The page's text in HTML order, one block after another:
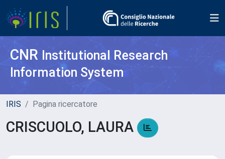
CNR Institutional Research
Information System
IRIS Pagina ricercatore
CRISCUOLO, LAURA